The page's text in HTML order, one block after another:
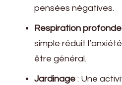
pensées négatives.
Respiration profonde
simple réduit
être général.
Jardinage : Une